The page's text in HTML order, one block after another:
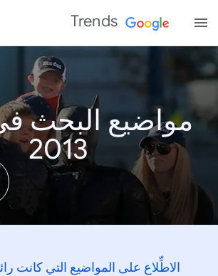
Trends
مواضيع البحث
2013
الاطِّلاع على المواضيع التي كانت